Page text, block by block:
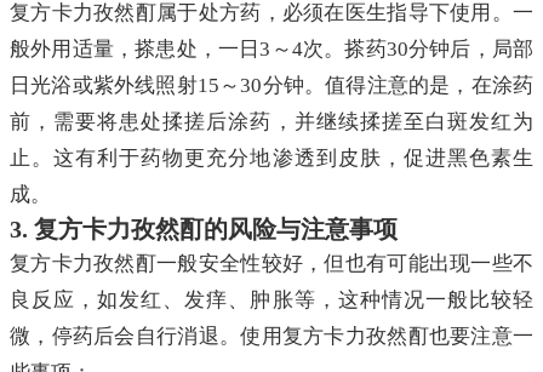
复方卡力孜然酊属于处方药，必须在医生指导下使用。一
般外用适量，搽患处，一日3～4次。搽药30分钟后，局部
日光浴或紫外线照射15～30分钟。值得注意的是，在涂药
前，需要将患处揉搓后涂药，并继续揉搓至白斑发红为
止。这有利于药物更充分地渗透到皮肤，促进黑色素生
成。
3. 复方卡力孜然酊的风险与注意事项
复方卡力孜然酊一般安全性较好，但也有可能出现一些不
良反应，如发红、发痒、肿胀等，这种情况一般比较轻
微，停药后会自行消退。使用复方卡力孜然酊也要注意一